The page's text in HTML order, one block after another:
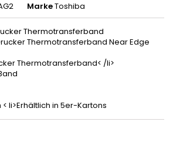
MarkeToshiba
Thermotransferband
Thermotransferband Near Edge
Thermotransferband< /li>
li>Erhältlich in 5er-Kartons